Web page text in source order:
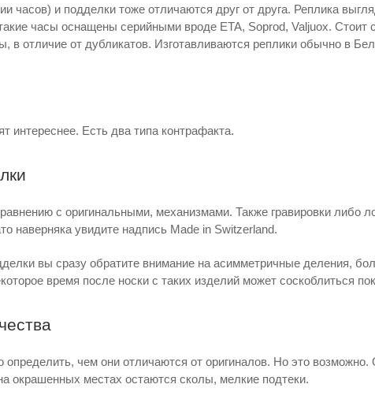
часов) и подделки тоже отличаются друг от друга. Реплика
часы оснащены серийными вроде ETA, Soprod, Valjuox. Стоит
в отличие от дубликатов. Изготавливаются реплики обычно в
интереснее. Есть два типа контрафакта.
с оригинальными, механизмами. Также гравировки либо
наверняка увидите надпись Made in Switzerland.
вы сразу обратите внимание на асимметричные деления,
время после носки с таких изделий может соскоблиться
определить, чем они отличаются от оригиналов. Но это
окрашенных местах остаются сколы, мелкие подтеки.